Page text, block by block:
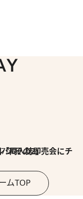
即売会にチャレンジ その2」
ムTOP